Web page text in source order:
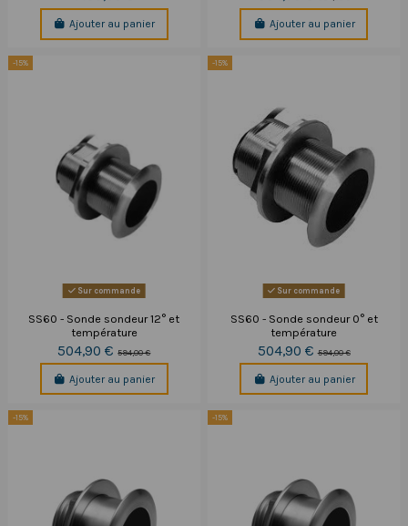
Ajouter au panier Ajouter au panier
-15%
Sur commande
SS60 - Sonde sondeur 12° et
température
504,90 €594,00 €
Ajouter au panier
-15%
Sur commande
SS60 - Sonde sondeur 0° et
température
504,90 €594,00 €
Ajouter au panier
-15% -15%